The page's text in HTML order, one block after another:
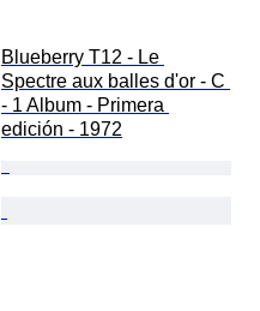
Blueberry T12 - Le
Spectre aux balles d'or - C
- 1 Album - Primera
edición - 1972